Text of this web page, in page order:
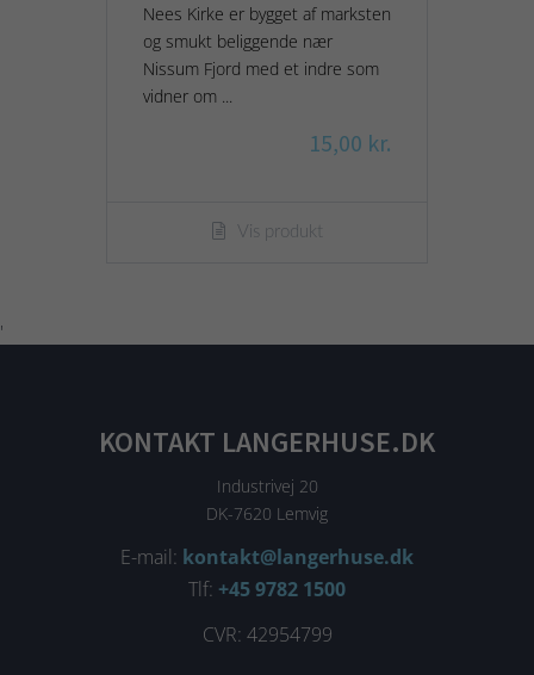
Nees Kirke er bygget af marksten
og smukt beliggende nær
Nissum Fjord med et indre som
vidner om ...
15,00 kr.
Vis produkt
'
KONTAKT LANGERHUSE.DK
Industrivej 20
DK-7620 Lemvig
E-mail: kontakt@langerhuse.dk
Tlf: +45 9782 1500
CVR: 42954799